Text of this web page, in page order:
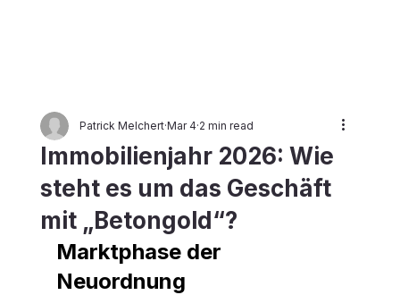
HANSE A
INVESTeG
Immobilienjahr 2026: Wie
steht es um das Geschäft
mit „Betongold“?
Patrick Melchert Mar 4 2 min read
Marktphase der
Neuordnung